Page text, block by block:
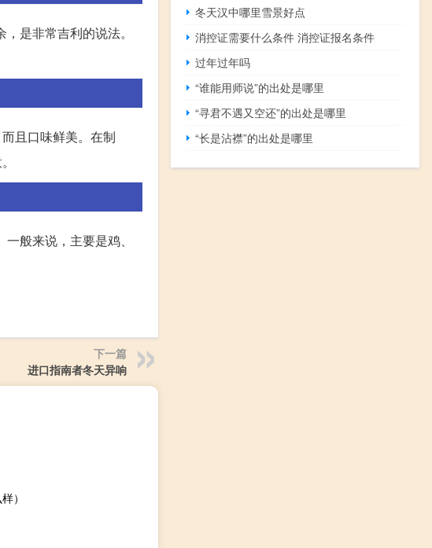
是非常吉利的说法。
且口味鲜美。在制
般来说，主要是鸡、
下一篇
进口指南者冬天异响
）
冬天汉中哪里雪景好点
消控证需要什么条件 消控证报名条件
过年过年吗
“谁能用师说”的出处是哪里
“寻君不遇又空还”的出处是哪里
“长是沾襟”的出处是哪里